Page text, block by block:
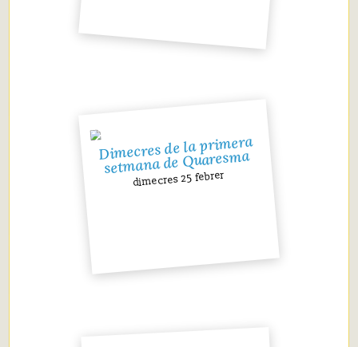
Dimecres de la primera
setmana de Quaresma
dimecres 25 febrer